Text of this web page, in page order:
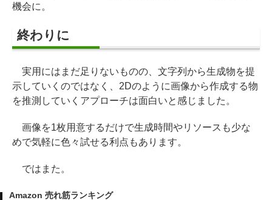
機会に。
終わりに
実用にはまだ足りないものの、文字列から生成物を提
示していくのではなく、2Dのように画像から作成する物
を推測していくアプローチは面白いと感じました。
画像を1枚用意するだけで生成時間やリソースも少な
めで気軽に色々試せる利点もあります。
ではまた。
Amazon 売れ筋ランキング